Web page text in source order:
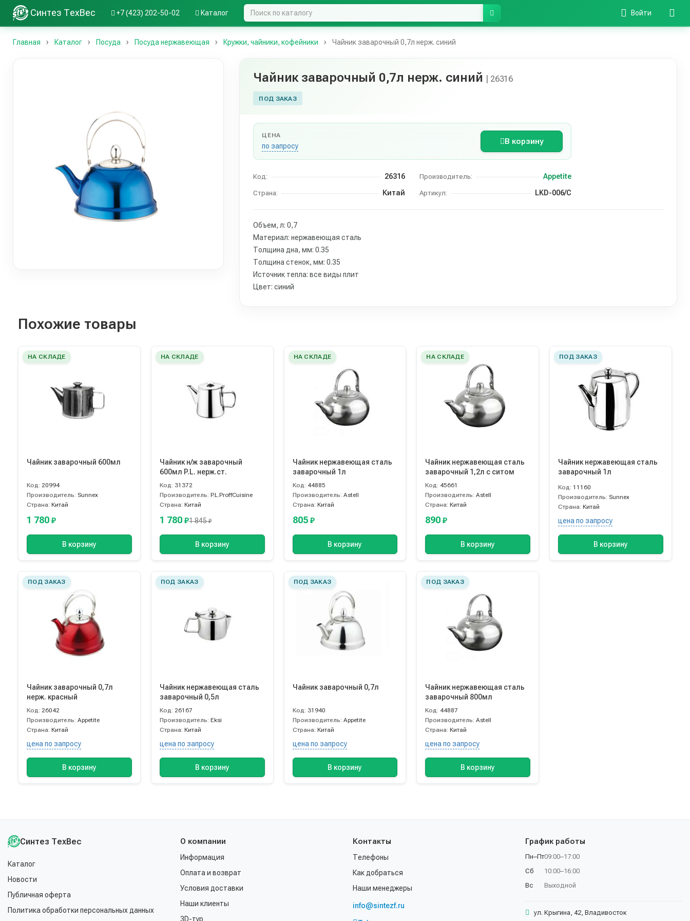
Синтез ТехВес +7 (423) 202-50-02 Каталог Войти
Главная Каталог Посуда Посуда нержавеющая Кружки, чайники, кофейники Чайник заварочный 0,7л нерж. синий
Чайник заварочный 0,7л нерж. синий | 26316
ПОД ЗАКАЗ
ЦЕНА
по запросу
В корзину
Код: 26316 Производитель: Appetite
Страна: Китай Артикул: LKD-006/С
Объем, л: 0,7
Материал: нержавеющая сталь
Толщина дна, мм: 0.35
Толщина стенок, мм: 0.35
Источник тепла: все виды плит
Цвет: синий
Похожие товары
НА СКЛАДЕ
Чайник заварочный 600мл
Код: 20994
Производитель: Sunnex
Страна: Китай
1 780 ₽
В корзину
НА СКЛАДЕ
Чайник н/ж заварочный
600мл P.L. нерж.ст.
Код: 31372
Производитель: P.L.ProffCuisine
Страна: Китай
1 780 ₽1 845₽
В корзину
НА СКЛАДЕ
Чайник нержавеющая сталь
заварочный 1л
Код: 44885
Производитель: Astell
Страна: Китай
805 ₽
В корзину
НА СКЛАДЕ
Чайник нержавеющая сталь
заварочный 1,2л с ситом
Код: 45661
Производитель:Astell
Страна:Китай
890₽
В корзину
ПОД ЗАКАЗ
Чайник нержавеющая сталь
заварочный 1л
Код:11160
Производитель: Sunnex
Страна:Китай
цена по запросу
В корзину
ПОД ЗАКАЗ
Чайник заварочный 0,7л
нерж. красный
Код: 26042
Производитель: Appetite
Страна: Китай
цена по запросу
В корзину
ПОД ЗАКАЗ
Чайник нержавеющая сталь
заварочный 0,5л
Код: 26167
Производитель: Eksi
Страна: Китай
цена по запросу
В корзину
ПОД ЗАКАЗ
Чайник заварочный 0,7л
Код: 31940
Производитель: Appetite
Страна: Китай
цена по запросу
В корзину
ПОД ЗАКАЗ
Чайник нержавеющая сталь
заварочный 800мл
Код: 44887
Производитель:Astell
Страна:Китай
цена по запросу
В корзину
Синтез ТехВес
Каталог
Новости
Публичная оферта
Политика обработки персональных данных
О компании
Информация
Оплата и возврат
Условия доставки
Наши клиенты
3D-тур
Контакты
Телефоны
Как добраться
Наши менеджеры
info@sintezf.ru
График работы
Пн–Пт
Сб
Вс
09:00–17:00
10:00–16:00
Выходной
ул. Крыгина, 42, Владивосток